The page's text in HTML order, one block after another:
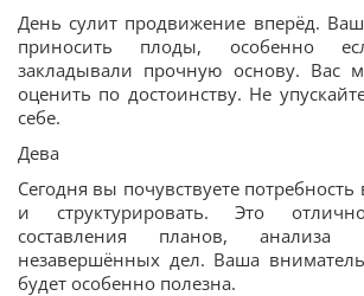
День сулит продвижение вперёд.
приносить плоды, особенно
закладывали прочную основу. Вас
оценить по достоинству. Не
себе.
Дева
Сегодня вы почувствуете потребность
и структурировать. Это
составления планов, анализа
незавершённых дел. Ваша
будет особенно полезна.